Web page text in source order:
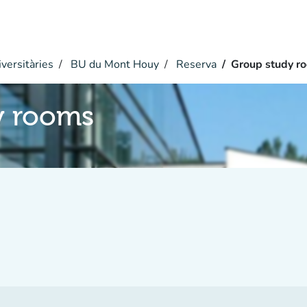
BU du Mont Houy Reserva Group study
rooms